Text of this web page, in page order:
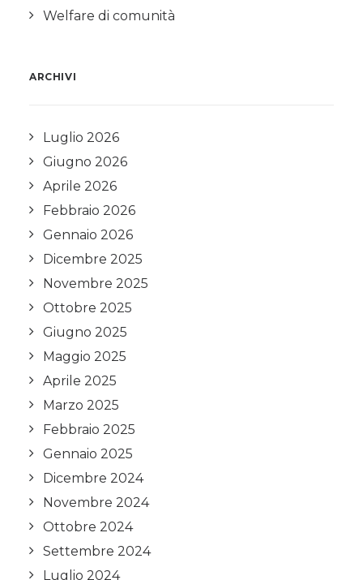
Welfare di comunità
ARCHIVI
Luglio 2026
Giugno 2026
Aprile 2026
Febbraio 2026
Gennaio 2026
Dicembre 2025
Novembre 2025
Ottobre 2025
Giugno 2025
Maggio 2025
Aprile 2025
Marzo 2025
Febbraio 2025
Gennaio 2025
Dicembre 2024
Novembre 2024
Ottobre 2024
Settembre 2024
Luglio 2024